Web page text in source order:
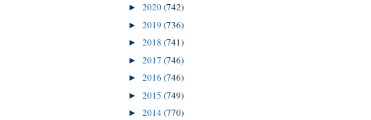
► 2020(742)
► 2019 (736)
► 2018 (741)
► 2017 (746)
► 2016 (746)
► 2015 (749)
► 2014(770)